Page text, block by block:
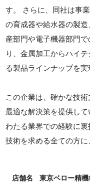
す。 さらに、同社は事
の育成器や給水器の製
産部門や電子機器部門
り、金属加工からハイ
る製品ラインナップを実
この企業は、確かな技
最適な解決策を提供し
わたる業界での経験に
技術を求める全ての方に
店舗名 東京ベロー精